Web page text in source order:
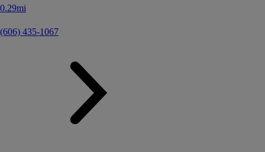
0.29mi
(606) 435-1067